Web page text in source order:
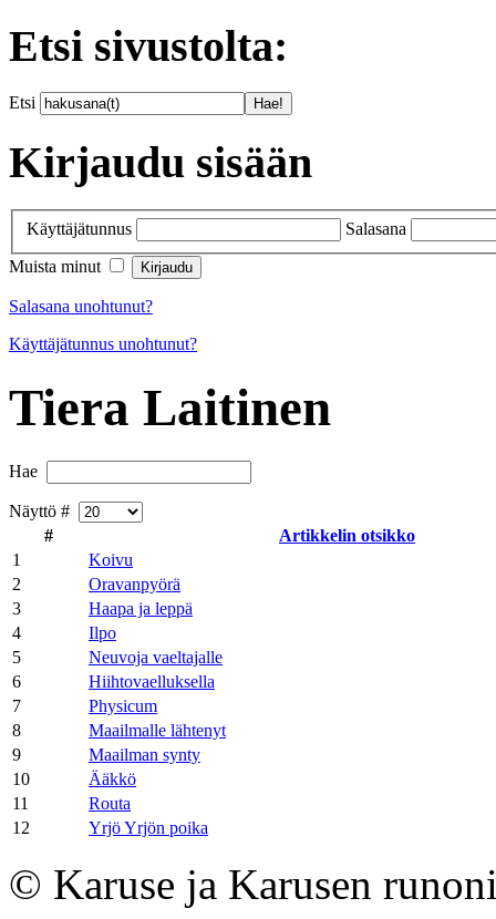
Etsi sivustolta:
Etsi
Kirjaudu sisään
Käyttäjätunnus
Salasana
Muista minut
Salasana unohtunut?
Käyttäjätunnus unohtunut?
Tiera Laitinen
Hae
Näyttö #
#
Artikkelin otsikko
1
Koivu
2
Oravanpyörä
3
Haapa ja leppä
4
Ilpo
5
Neuvoja vaeltajalle
6
Hiihtovaelluksella
7
Physicum
8
Maailmalle lähtenyt
9
Maailman synty
10
Ääkkö
11
Routa
12
Yrjö Yrjön poika
© Karuse ja Karusen